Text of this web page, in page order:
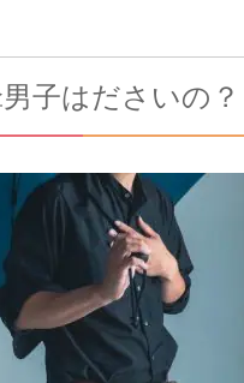
男子はださいの？